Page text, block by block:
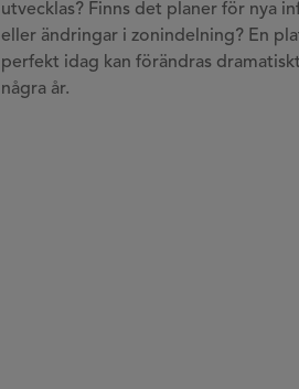
utvecklas? Finns det planer för nya
eller ändringar i zonindelning? En
perfekt idag kan förändras
några år.